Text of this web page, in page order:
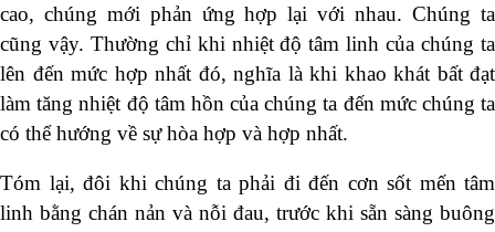
cao, chúng mới phản ứng hợp lại với nhau. Chúng ta
cũng vậy. Thường chỉ khi nhiệt độ tâm linh của chúng ta
lên đến mức hợp nhất đó, nghĩa là khi khao khát bất đạt
làm tăng nhiệt độ tâm hồn của chúng ta đến mức chúng ta
có thể hướng về sự hòa hợp và hợp nhất.
Tóm lại, đôi khi chúng ta phải đi đến cơn sốt mến tâm
linh bằng chán nản và nỗi đau, trước khi sẵn sàng buông